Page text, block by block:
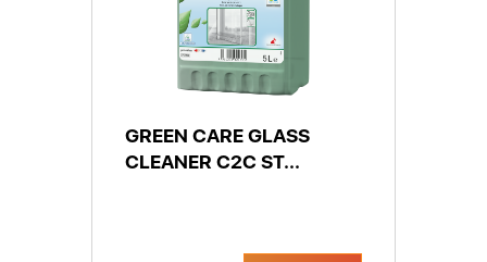
GREEN CARE GLASS
CLEANER C2C ST...